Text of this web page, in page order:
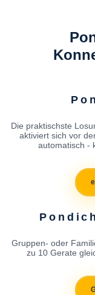
Die praktischste
aktiviert sich vor
automatisch -
Gruppen- oder
zu 10 Gerate